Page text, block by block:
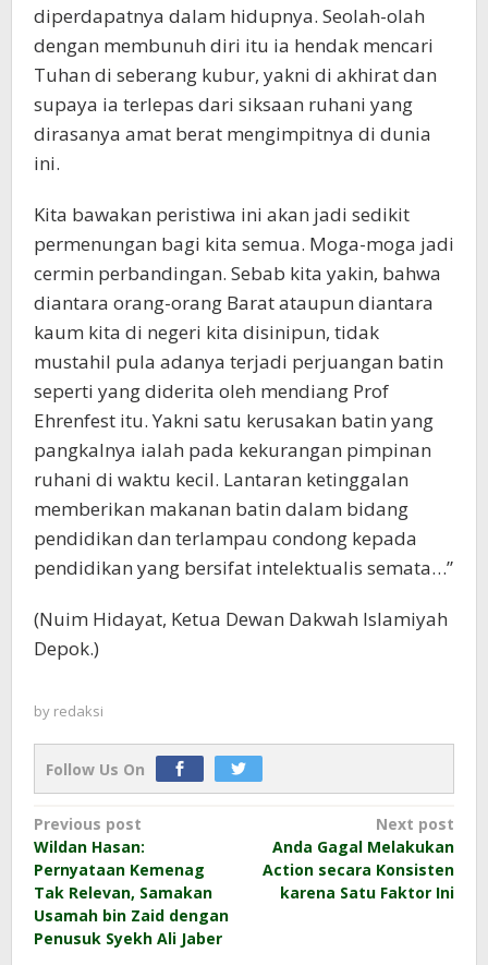
diperdapatnya dalam hidupnya. Seolah-olah
dengan membunuh diri itu ia hendak mencari
Tuhan di seberang kubur, yakni di akhirat dan
supaya ia terlepas dari siksaan ruhani yang
dirasanya amat berat mengimpitnya di dunia
ini.
Kita bawakan peristiwa ini akan jadi sedikit
permenungan bagi kita semua. Moga-moga jadi
cermin perbandingan. Sebab kita yakin, bahwa
diantara orang-orang Barat ataupun diantara
kaum kita di negeri kita disinipun, tidak
mustahil pula adanya terjadi perjuangan batin
seperti yang diderita oleh mendiang Prof
Ehrenfest itu. Yakni satu kerusakan batin yang
pangkalnya ialah pada kekurangan pimpinan
ruhani di waktu kecil. Lantaran ketinggalan
memberikan makanan batin dalam bidang
pendidikan dan terlampau condong kepada
pendidikan yang bersifat intelektualis semata…”
(Nuim Hidayat, Ketua Dewan Dakwah Islamiyah
Depok.)
by redaksi
Follow Us On
Post
navigation
Previous post
Wildan Hasan:
Pernyataan Kemenag
Tak Relevan, Samakan
Usamah bin Zaid dengan
Penusuk Syekh Ali Jaber
Next post
Anda Gagal Melakukan
Action secara Konsisten
karena Satu Faktor Ini